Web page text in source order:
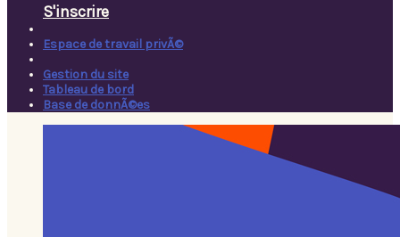
S'inscrire
Espace de travail privÃ©
Gestion du site
Tableau de bord
Base de donnÃ©es